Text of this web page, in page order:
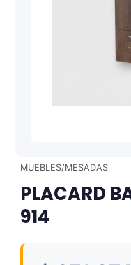
MUEBLES/MESADAS
PLACARD
914